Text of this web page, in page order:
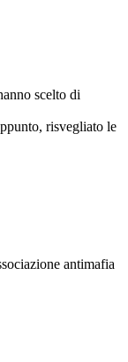
scelto di
risvegliato le
antimafia